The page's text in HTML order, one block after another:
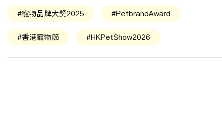
#寵物品牌大奬2025 #PetbrandAward
#香港寵物節 #HKPetShow2026